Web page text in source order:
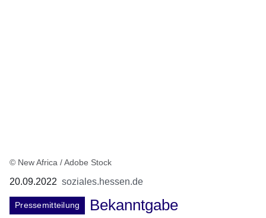
© New Africa / Adobe Stock
20.09.2022 soziales.hessen.de
Pressemitteilung
Bekanntgabe